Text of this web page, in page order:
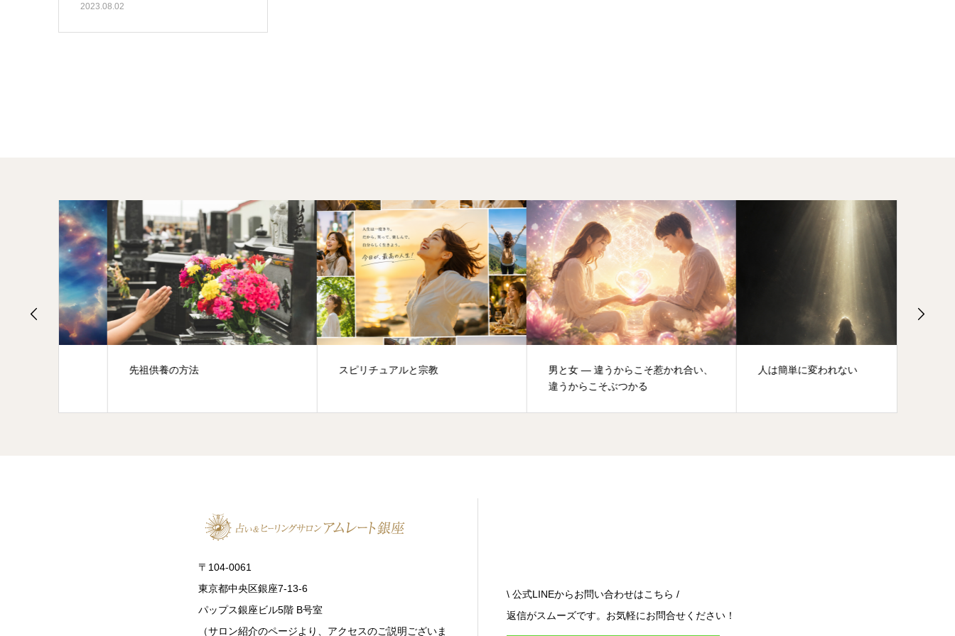
2023.08.02
先祖供養の方法 スピリチュアルと宗教
男と女 ― 違うからこそ惹かれ合い、
違うからこそぶつかる
人は簡単に変われない
〒104-0061
東京都中央区銀座7-13-6
パップス銀座ビル5階 B号室
（サロン紹介のページより、アクセスのご説明ございま
\ 公式LINEからお問い合わせはこちら /
返信がスムーズです。お気軽にお問合せください！